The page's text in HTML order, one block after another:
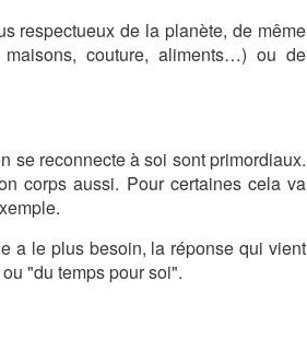
respectueux de la planète, de même
couture, aliments…) ou de
se reconnecte à soi sont primordiaux.
corps aussi. Pour certaines cela va
a le plus besoin, la réponse qui vient
"du temps pour soi".